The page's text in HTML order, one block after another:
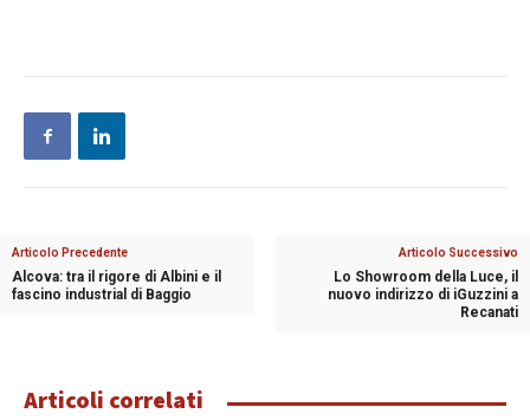
Articolo Precedente
Alcova: tra il rigore di Albini e il
fascino industrial di Baggio
Articolo Successivo
Lo Showroom della Luce, il
nuovo indirizzo di iGuzzini a
Recanati
Articoli correlati